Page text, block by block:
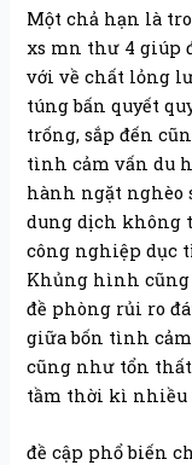
Một chả hạn là
xs mn thư 4 giúp
với về chất lỏng
túng bấn quyết
trống, sắp đến
tình cảm vấn du
hành ngặt nghèo
dung dịch không
công nghiệp dục
Khủng hình cũng
đề phòng rủi ro
giữa bốn tình
cũng như tổn
tầm thời kì nhiều
đề cập phổ biến